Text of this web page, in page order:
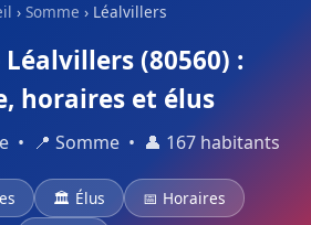
› Somme › Léalvillers
(80560) :
horaires et élus
• 📍 Somme • 👤 167 habitants
🏛 Élus
📅 Horaires